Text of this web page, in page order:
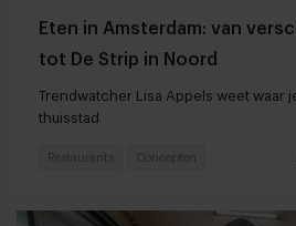
Eten in Amsterdam: van
tot De Strip in Noord
Trendwatcher Lisa Appels weet waar
thuisstad
Restaurants Concepten